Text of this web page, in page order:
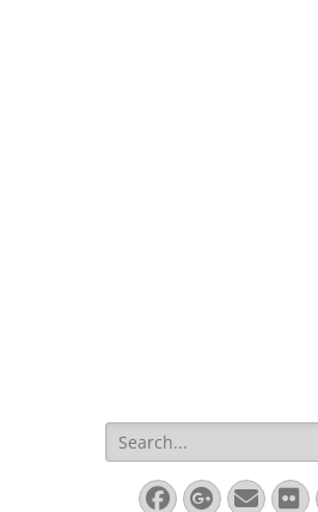
Search
for:
Facebook
Email